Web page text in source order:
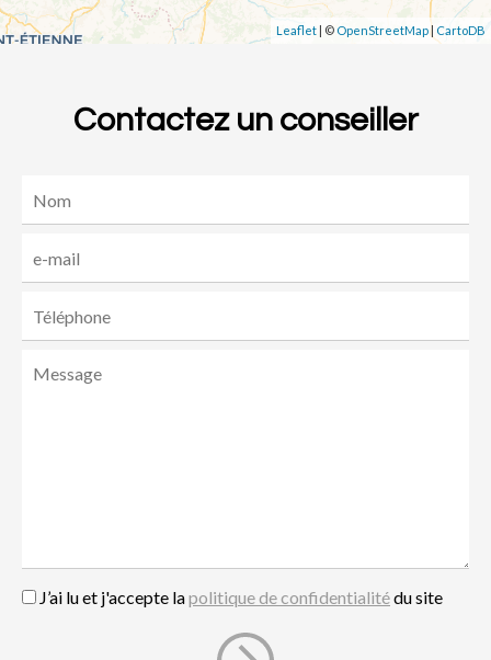
Leaflet | © OpenStreetMap| CartoDB
Contactez un conseiller
J’ai lu et j'accepte lapolitique de confidentialitédu site